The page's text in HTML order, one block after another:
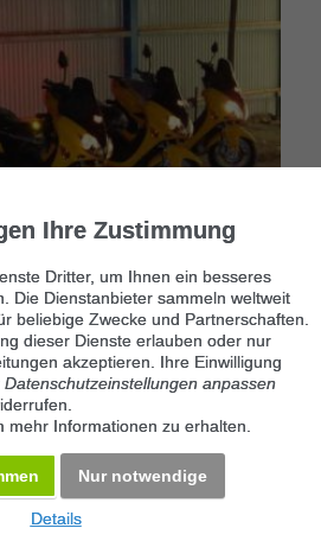
4, 6 PS Verbrauch: 3, 2 kWh/100km
Ihre Zustimmung
Dritter, um Ihnen ein besseres
Die Dienstanbieter sammeln weltweit
beliebige Zwecke und Partnerschaften.
dieser Dienste erlauben oder nur
akzeptieren. Ihre Einwilligung
Datenschutzeinstellungen anpassen
mehr Informationen zu erhalten.
Nur notwendige
Details